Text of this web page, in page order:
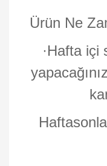
Ürün Ne
·Hafta içi